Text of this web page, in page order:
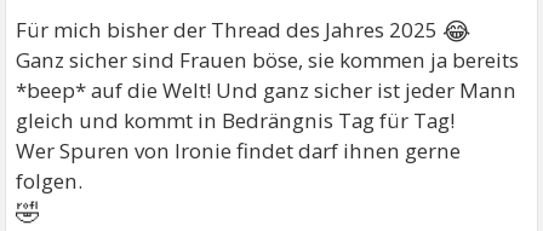
Für mich bisher der Thread des Jahres 2025 😂
Ganz sicher sind Frauen böse, sie kommen ja bereits
*beep* auf die Welt! Und ganz sicher ist jeder Mann
gleich und kommt in Bedrängnis Tag für Tag!
Wer Spuren von Ironie findet darf ihnen gerne
folgen.
🤣